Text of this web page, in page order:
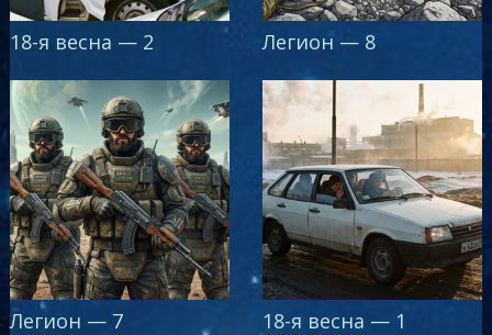
18-я весна — 2 Легион — 8
Легион — 7 18-я весна — 1